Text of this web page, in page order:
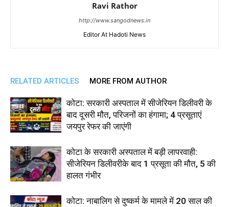
Ravi Rathor
http://www.sangodnews.in
Editor At Hadoti News
RELATED ARTICLES MORE FROM AUTHOR
कोटा: सरकारी अस्पताल में सीजेरियन डिलीवरी के
बाद दूसरी मौत, परिजनों का हंगामा; 4 प्रसूताएं
जयपुर रेफर की जाएंगी
कोटा के सरकारी अस्पताल में बड़ी लापरवाही:
सीजेरियन डिलीवरीके बाद 1 प्रसूता की मौत, 5 की
हालत गंभीर
कोटा: नाबालिग से दुष्कर्म के मामले में 20 साल की